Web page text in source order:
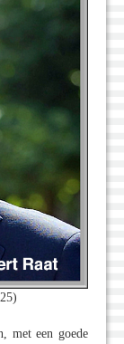
met een goede